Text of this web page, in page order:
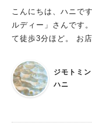
した投稿 コーヒーは蔵前にある「LEAVES COFFEE」さんの豆
を使用しており、浅
います。 GLEEFUL COFFEEさんのこだわりがぎゅっと詰まっ
ラケーキをチョイスしました！ 生地の中に
ワーズが入ったショ
♪ ショーケースに入った焼き菓子たちはどれも魅力的でとても迷
こんにちは、ハニです🍯.*･ﾟ 本日ご紹介するの
ルディー」さんです。 柏駅東口から柏市役所がある方面に歩い
て徒歩3分ほど。 お店は建物の2階にあるので、知らなかった！
ぼっていくと… 着きました！！ お店の壁がガラス張りとなって
あるので、開放感溢れる店
を見て、コーヒーをは
ジモトミン
ハニ